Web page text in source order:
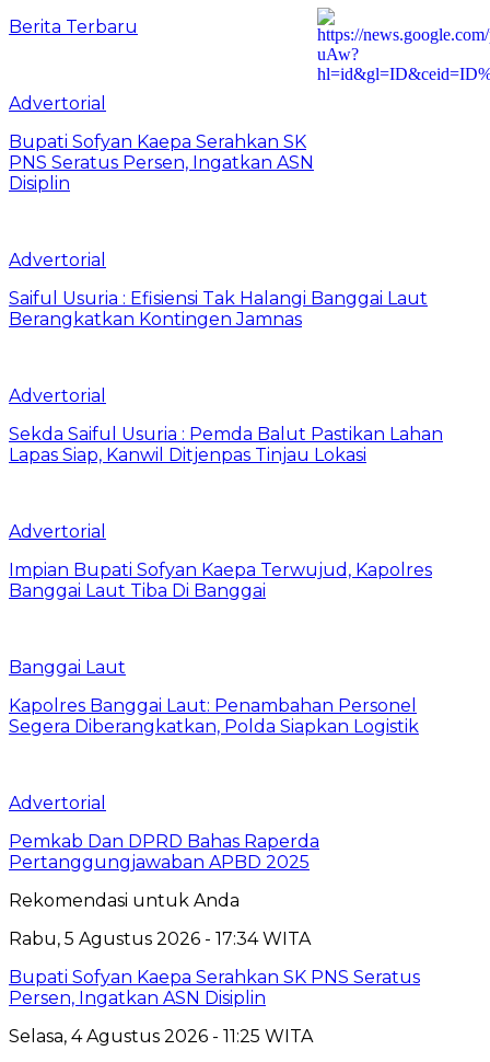
Berita Terbaru
Advertorial
Bupati Sofyan Kaepa Serahkan SK
PNS Seratus Persen, Ingatkan ASN
Disiplin
Advertorial
Saiful Usuria : Efisiensi Tak Halangi Banggai Laut
Berangkatkan Kontingen Jamnas
Advertorial
Sekda Saiful Usuria : Pemda Balut Pastikan Lahan
Lapas Siap, Kanwil Ditjenpas Tinjau Lokasi
Advertorial
Impian Bupati Sofyan Kaepa Terwujud, Kapolres
Banggai Laut Tiba Di Banggai
Banggai Laut
Kapolres Banggai Laut: Penambahan Personel
Segera Diberangkatkan, Polda Siapkan Logistik
Advertorial
Pemkab Dan DPRD Bahas Raperda
Pertanggungjawaban APBD 2025
Rekomendasi untuk Anda
Rabu, 5 Agustus 2026 - 17:34 WITA
Bupati Sofyan Kaepa Serahkan SK PNS Seratus
Persen, Ingatkan ASN Disiplin
Selasa, 4 Agustus 2026 - 11:25 WITA